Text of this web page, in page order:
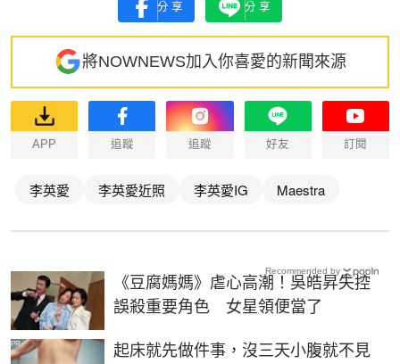
分享 分享
將NOWNEWS加入你喜愛的新聞來源
APP 追蹤 追蹤 好友 訂閱
李英愛 李英愛近照 李英愛IG Maestra
《豆腐媽媽》虐心高潮！吳皓昇失控
誤殺重要角色 女星領便當了
起床就先做件事，沒三天小腹就不見
PR
Recommended by